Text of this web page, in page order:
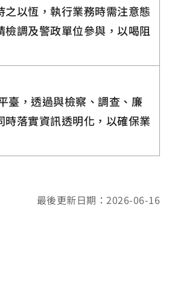
以恆，執行業務時需注意態
調及警政單位參與，以喝阻
臺，透過與檢察、調查、廉
落實資訊透明化，以確保業
最後更新日期：2026-06-16